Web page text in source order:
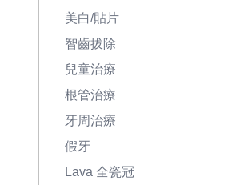
美白/貼片
智齒拔除
兒童治療
根管治療
牙周治療
假牙
Lava 全瓷冠